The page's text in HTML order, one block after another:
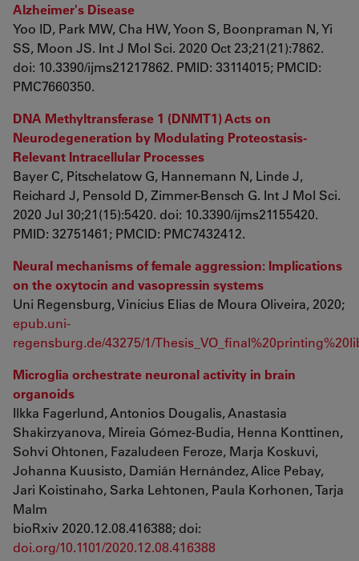
Alzheimer's Disease
Yoo ID, Park MW, Cha HW, Yoon S, Boonpraman N, Yi
SS, Moon JS. Int J Mol Sci. 2020 Oct 23;21(21):7862.
doi: 10.3390/ijms21217862. PMID: 33114015; PMCID:
PMC7660350.
DNA Methyltransferase 1 (DNMT1) Acts on
Neurodegeneration by Modulating Proteostasis-
Relevant Intracellular Processes
Bayer C, Pitschelatow G, Hannemann N, Linde J,
Reichard J, Pensold D, Zimmer-Bensch G. Int J Mol Sci.
2020 Jul 30;21(15):5420. doi: 10.3390/ijms21155420.
PMID: 32751461; PMCID: PMC7432412.
Neural mechanisms of female aggression: Implications
on the oxytocin and vasopressin systems
Uni Regensburg, Vinícius Elias de Moura Oliveira, 2020;
epub.uni-
regensburg.de/43275/1/
Microglia orchestrate neuronal activity in brain
organoids
Ilkka Fagerlund, Antonios Dougalis, Anastasia
Shakirzyanova, Mireia Gómez-Budia, Henna Konttinen,
Sohvi Ohtonen, Fazaludeen Feroze, Marja Koskuvi,
Johanna Kuusisto, Damián Hernández, Alice Pebay,
Jari Koistinaho, Sarka Lehtonen, Paula Korhonen, Tarja
Malm
bioRxiv 2020.12.08.416388; doi:
doi.org/10.1101/2020.12.08.416388